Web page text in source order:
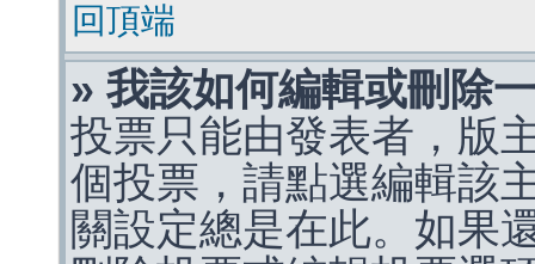
回頂端
» 我該如何編輯或刪除
投票只能由發表者，版
個投票，請點選編輯該
關設定總是在此。如果